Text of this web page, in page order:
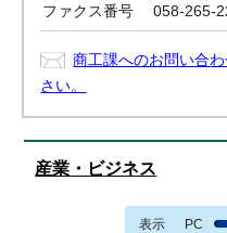
ファクス番号 058-265-
商工課へのお問い合
さい。
産業・ビジネス
表示 PC